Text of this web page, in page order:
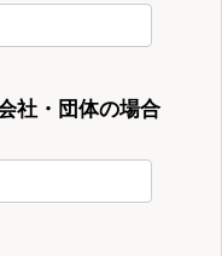
社・団体の場合